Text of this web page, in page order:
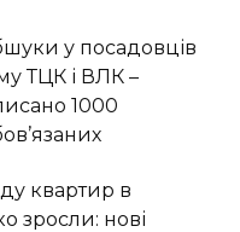
у посадовців
ТЦК і ВЛК –
1000
квартир в
зросли: нові